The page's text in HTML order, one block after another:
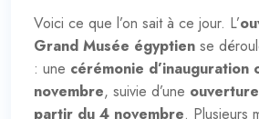
Voici ce que l’on sait à ce jour. L’
Grand Musée égyptien se
: une cérémonie
novembre, suivie d’une
partir du 4 novembre. Plusieurs